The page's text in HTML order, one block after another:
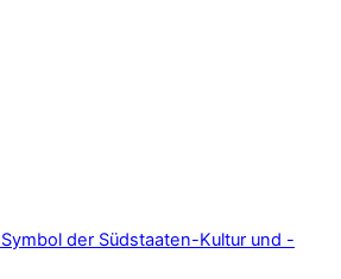
der Südstaaten-Kultur und -